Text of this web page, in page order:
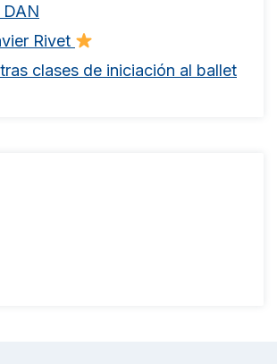
DAN
Rivet
clases de iniciación al ballet